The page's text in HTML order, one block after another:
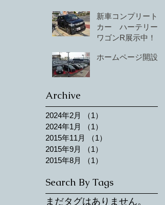
新車コンプリート
カー ハーテリー
ワゴンR展示中！
ホームページ開設
Archive
2024年2月 （1）
2024年1月
（1）
2015年11月
（1）
2015年9月
（1）
2015年8月
（1）
Search By Tags
まだタグはありません。